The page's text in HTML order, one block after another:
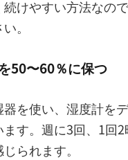
続けやすい方法なの
。
50〜60％に保つ
を使い、湿度計を
す。週に3回、1回
られます。